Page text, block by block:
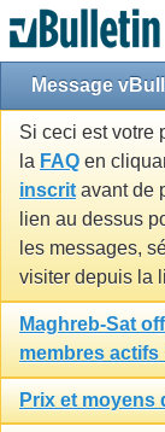
Message
Si ceci est votre
la FAQ en
inscrit avant de
lien au dessus
les messages,
visiter depuis la
Maghreb-Sat
membres
Prix et moyens